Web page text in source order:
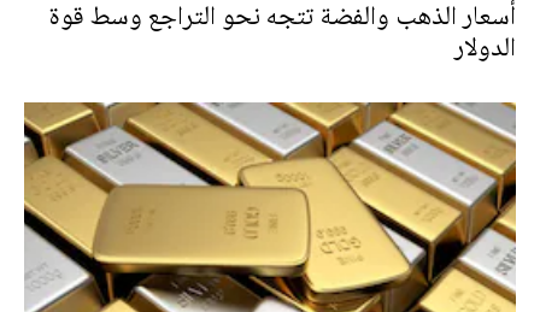
أسعار الذهب والفضة تتجه نحو التراجع وسط قوة
الدولار